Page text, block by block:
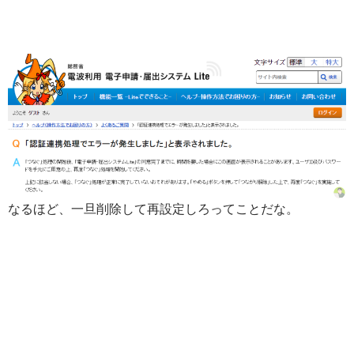
なるほど、一旦削除して再設定しろってことだな。